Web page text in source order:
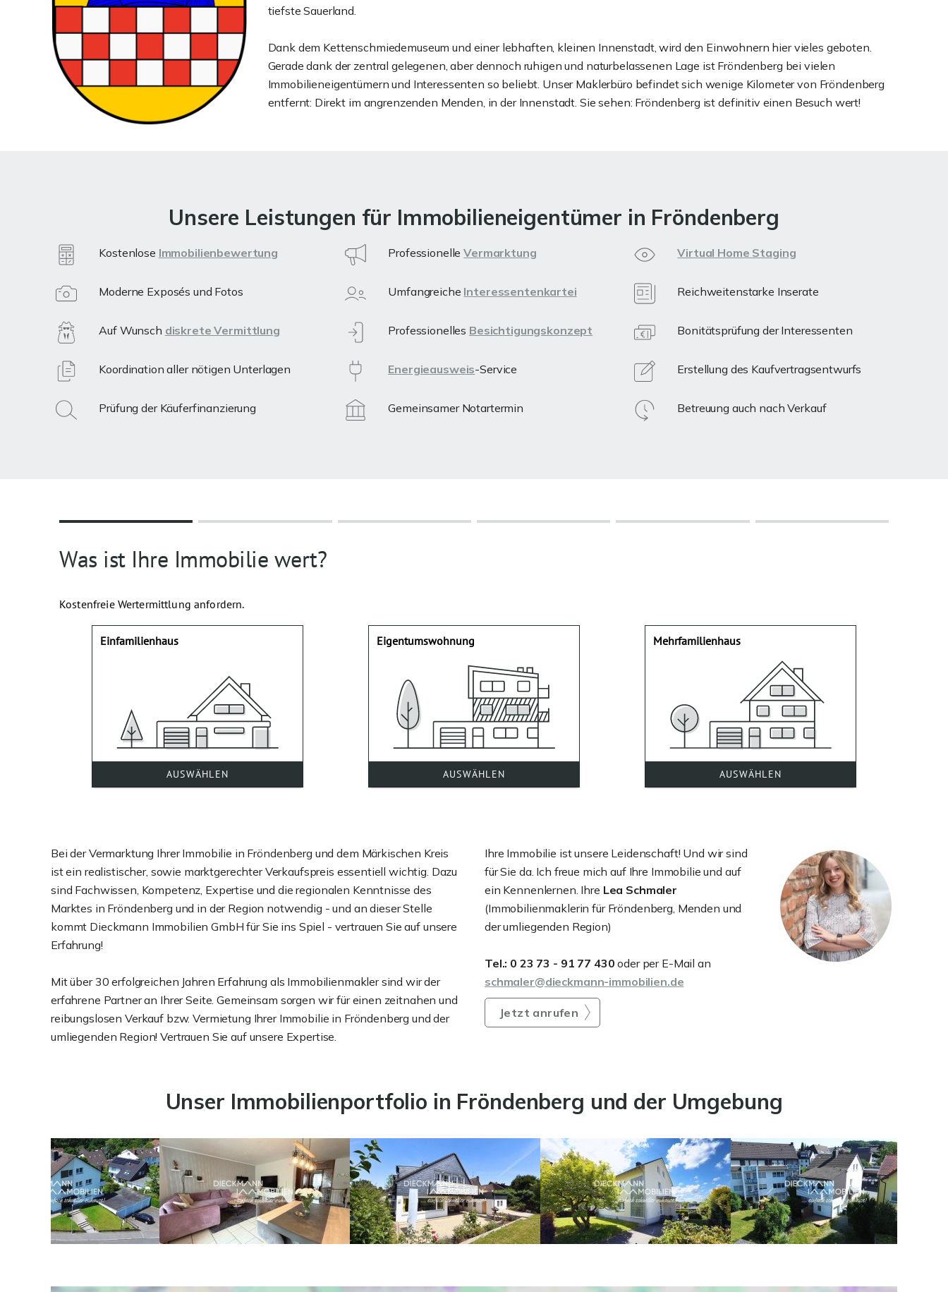
tiefste Sauerland.
Dank dem Kettenschmiedemuseum und einer lebhaften, kleinen Innenstadt, wird den Einwohnern hier vieles geboten.
Gerade dank der zentral gelegenen, aber dennoch ruhigen und naturbelassenen Lage ist Fröndenberg bei vielen
Immobilieneigentümern und Interessenten so beliebt. Unser Maklerbüro befindet sich wenige Kilometer von Fröndenberg
entfernt: Direkt im angrenzenden Menden, in der Innenstadt. Sie sehen: Fröndenberg ist definitiv einen Besuch wert!
Unsere Leistungen für Immobilieneigentümer in Fröndenberg
Kostenlose Immobilienbewertung ProfessionelleVermarktung Virtual Home Staging
Moderne Exposés und Fotos Umfangreiche Interessentenkartei Reichweitenstarke Inserate
Auf Wunsch diskrete Vermittlung Professionelles Besichtigungskonzept Bonitätsprüfung der Interessenten
Koordination aller nötigen Unterlagen Energieausweis-Service Erstellung des Kaufvertragsentwurfs
Prüfung der Käuferfinanzierung Gemeinsamer Notartermin Betreuung auch nach Verkauf
Bei der Vermarktung Ihrer Immobilie in Fröndenberg und dem Märkischen Kreis
ist ein realistischer, sowie marktgerechter Verkaufspreis essentiell wichtig. Dazu
sind Fachwissen, Kompetenz, Expertise und die regionalen Kenntnisse des
Marktes in Fröndenberg und in der Region notwendig - und an dieser Stelle
kommt Dieckmann Immobilien GmbH für Sie ins Spiel - vertrauen Sie auf unsere
Erfahrung!
Mit über 30 erfolgreichen Jahren Erfahrung als Immobilienmakler sind wir der
erfahrene Partner an Ihrer Seite. Gemeinsam sorgen wir für einen zeitnahen und
reibungslosen Verkauf bzw. Vermietung Ihrer Immobilie in Fröndenberg und der
umliegenden Region! Vertrauen Sie auf unsere Expertise.
Ihre Immobilie ist unsere Leidenschaft! Und wir sind
für Sie da. Ich freue mich auf Ihre Immobilie und auf
ein Kennenlernen. Ihre Lea Schmaler
(Immobilienmaklerin für Fröndenberg, Menden und
der umliegenden Region)
Tel.: 0 23 73 - 91 77 430oder per E-Mail an
schmaler@dieckmann-immobilien.de
Jetzt anrufen
Unser Immobilienportfolio in Fröndenberg und der Umgebung